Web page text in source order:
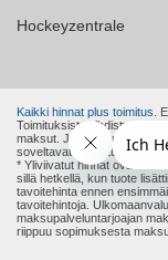
Hockeyzentrale
Kaikki hinnat plus toimitus.
Toimituksista
maksut. Joten hinnat ovat
soveltavat muita tulleja,
* Yliviivatut hinnat ovat
sillä hetkellä, kun tuote
tavoitehinta ennen
tavoitehintoja.
maksupalveluntarjoajan
riippuu sopimuksesta